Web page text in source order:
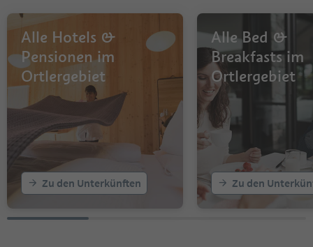
Alle Hotels &
Pensionen im
Ortlergebiet
Zu den Unterkünften
Alle Bed &
Breakfasts im
Ortlergebiet
Zu den